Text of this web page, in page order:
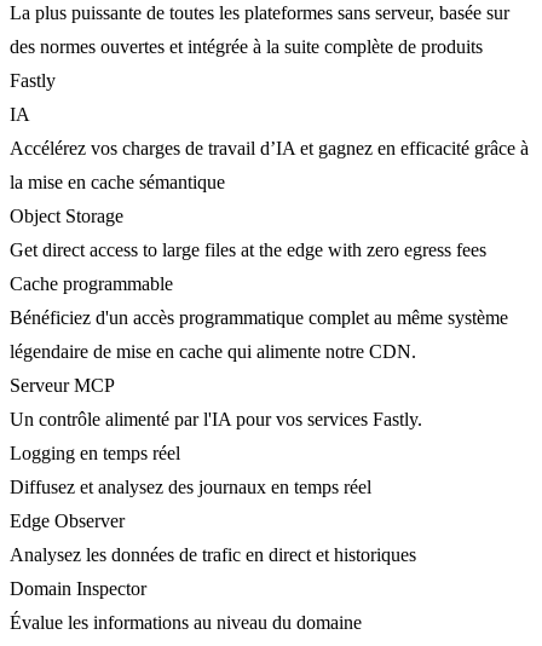
La plus puissante de toutes les plateformes sans serveur, basée sur
des normes ouvertes et intégrée à la suite complète de produits
Fastly
IA
Accélérez vos charges de travail d’IA et gagnez en efficacité grâce à
la mise en cache sémantique
Object Storage
Get direct access to large files at the edge with zero egress fees
Cache programmable
Bénéficiez d'un accès programmatique complet au même système
légendaire de mise en cache qui alimente notre CDN.
Serveur MCP
Un contrôle alimenté par l'IA pour vos services Fastly.
Logging en temps réel
Diffusez et analysez des journaux en temps réel
Edge Observer
Analysez les données de trafic en direct et historiques
Domain Inspector
Évalue les informations au niveau du domaine